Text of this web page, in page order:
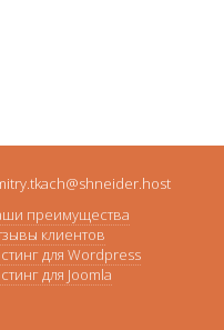
преимущества
клиентов
для Wordpress
для Joomla